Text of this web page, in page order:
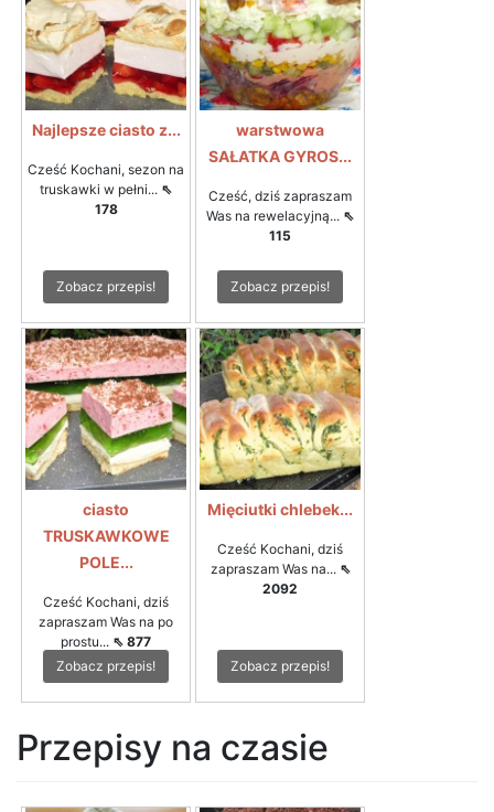
Najlepsze ciasto z...
Cześć Kochani, sezon na
truskawki w pełni... ⇖
178
Zobacz przepis!
warstwowa
SAŁATKA GYROS...
Cześć, dziś zapraszam
Was na rewelacyjną... ⇖
115
Zobacz przepis!
ciasto
TRUSKAWKOWE
POLE...
Cześć Kochani, dziś
zapraszam Was na po
prostu... ⇖ 877
Zobacz przepis!
Mięciutki chlebek...
Cześć Kochani, dziś
zapraszam Was na... ⇖
2092
Zobacz przepis!
Przepisy na czasie